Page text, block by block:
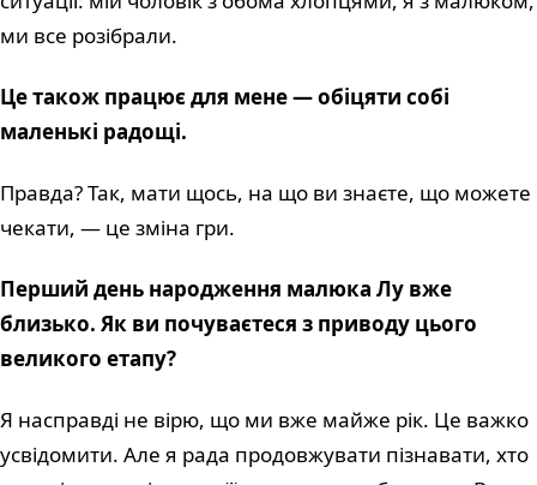
ми все розібрали.
Це також працює для мене — обіцяти собі
маленькі радощі.
Правда? Так, мати щось, на що ви знаєте, що можете
чекати, — це зміна гри.
Перший день народження малюка Лу вже
близько. Як ви почуваєтеся з приводу цього
великого етапу?
Я насправді не вірю, що ми вже майже рік. Це важко
усвідомити. Але я рада продовжувати пізнавати, хто